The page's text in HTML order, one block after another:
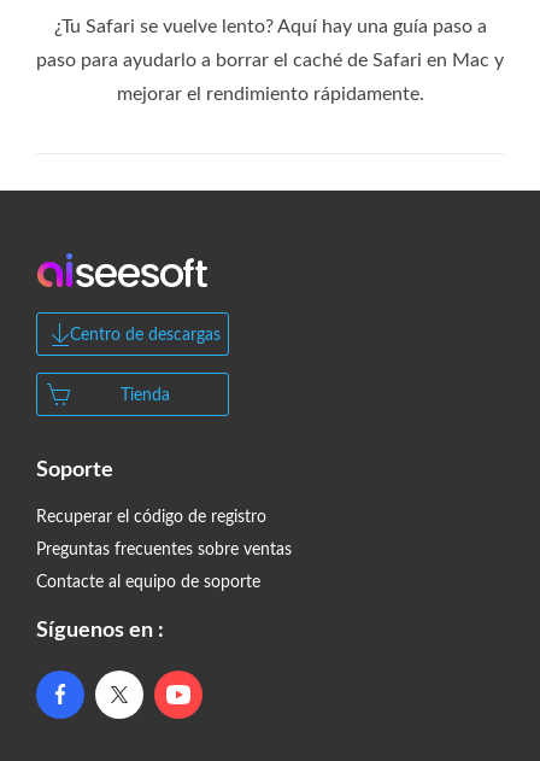
¿Tu Safari se vuelve lento? Aquí hay una guía paso a
paso para ayudarlo a borrar el caché de Safari en Mac y
mejorar el rendimiento rápidamente.
Centro de descargas
Tienda
Soporte
Recuperar el código de registro
Preguntas frecuentes sobre ventas
Contacte al equipo de soporte
Síguenos en :